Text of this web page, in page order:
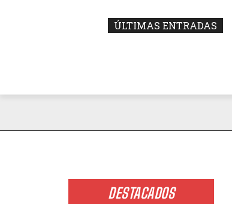
ÚLTIMAS ENTRADAS
DESTACADOS